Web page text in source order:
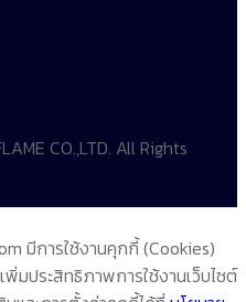
CO.,LTD. All Rights
มีการใช้งานคุกกี้ (Cookies)
มประสิทธิภาพการใช้งานเว็บไซต์